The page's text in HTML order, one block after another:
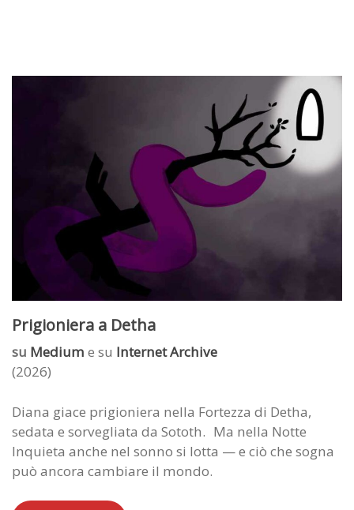
Prigioniera a Detha
su Medium e su Internet Archive
(2026)
Diana giace prigioniera nella Fortezza di Detha,
sedata e sorvegliata da Sototh. Ma nella Notte
Inquieta anche nel sonno si lotta — e ciò che sogna
può ancora cambiare il mondo.